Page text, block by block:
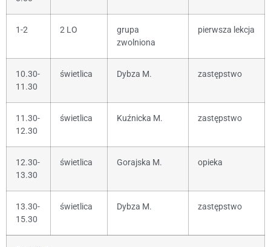
1-2 2 LO
grupa
zwolniona
pierwsza lekcja
10.30-
11.30
świetlica Dybza M. zastępstwo
11.30-
12.30
świetlica Kuźnicka M. zastępstwo
12.30-
13.30
świetlica Gorajska M. opieka
13.30-
15.30
świetlica Dybza M. zastępstwo